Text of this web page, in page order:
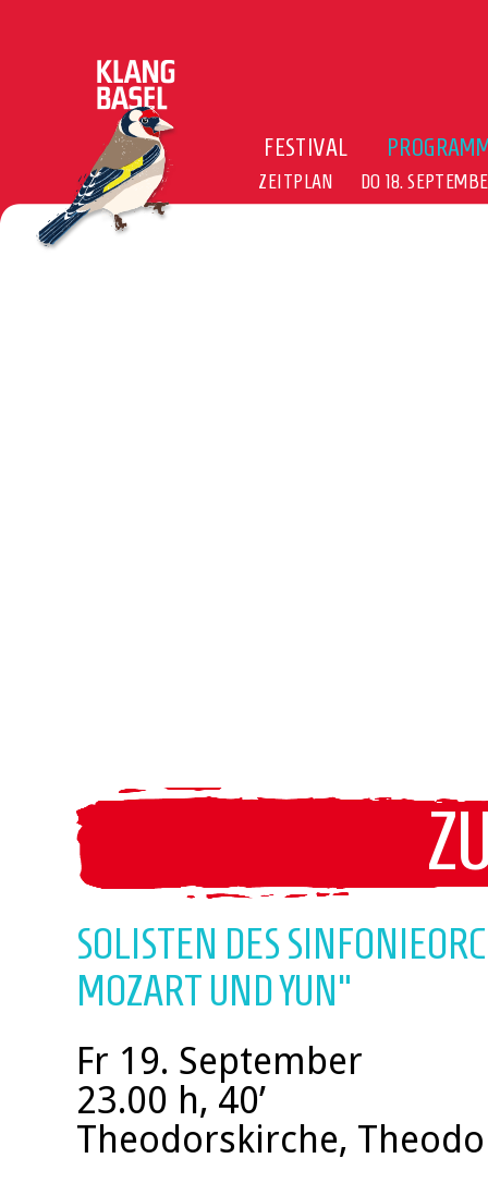
FESTIVAL
ZEITPLAN DO 18.
SOLISTEN DES
MOZART UND YUN"
Fr 19. September
23.00 h, 40’
Theodorskirche,